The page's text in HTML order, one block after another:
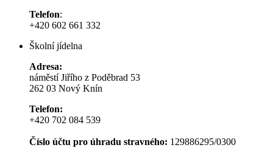
Telefon:
+420 602 661 332
Školní jídelna
Adresa:
náměstí Jiřího z Poděbrad 53
262 03 Nový Knín
Telefon:
+420 702 084 539
Číslo účtu pro úhradu stravného: 129886295/0300